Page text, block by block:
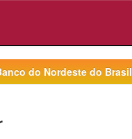
do Nordeste do Brasil